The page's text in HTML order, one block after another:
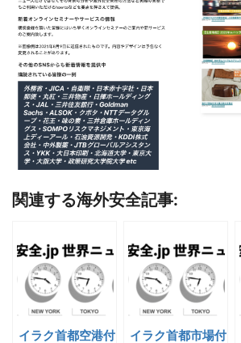
関連する海外安全記事:
イラク首都空港付
イラク首都市場付